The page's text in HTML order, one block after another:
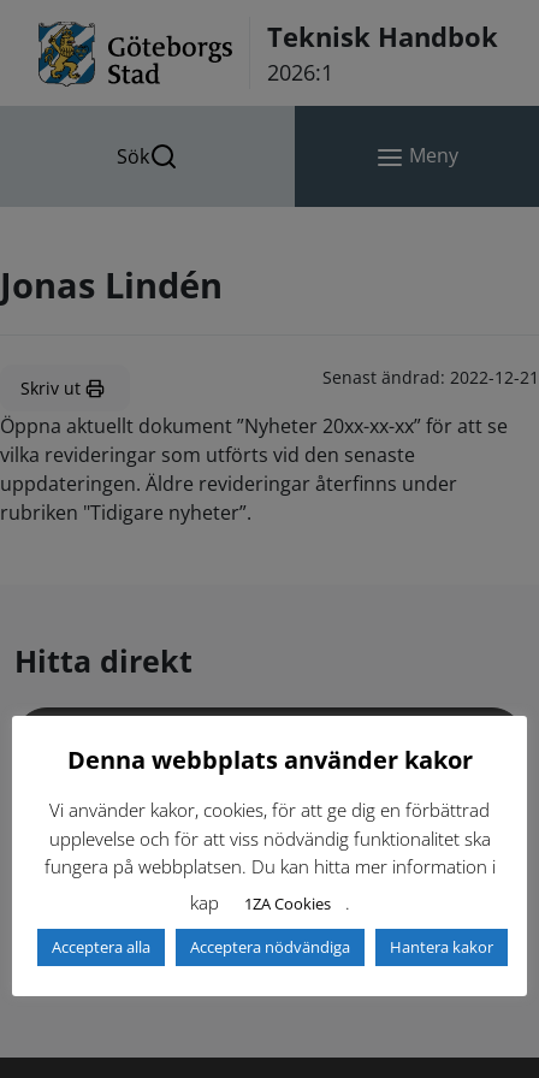
Teknisk Handbok
2026:1
Sök Meny
Jonas Lindén
Skriv ut Senast ändrad: 2022-12-21
Öppna aktuellt dokument ”Nyheter 20xx-xx-xx” för att se
vilka revideringar som utförts vid den senaste
uppdateringen. Äldre revideringar återfinns under
rubriken "Tidigare nyheter”.
Hitta direkt
Dokumentbibliotek Kontaktlista
Tidigare versioner Nyheter
Säkerhetsordningen
Denna webbplats använder kakor
Vi använder kakor, cookies, för att ge dig en förbättrad
upplevelse och för att viss nödvändig funktionalitet ska
fungera på webbplatsen. Du kan hitta mer information i
kap
1ZA Cookies .
Acceptera alla Acceptera nödvändiga Hantera kakor